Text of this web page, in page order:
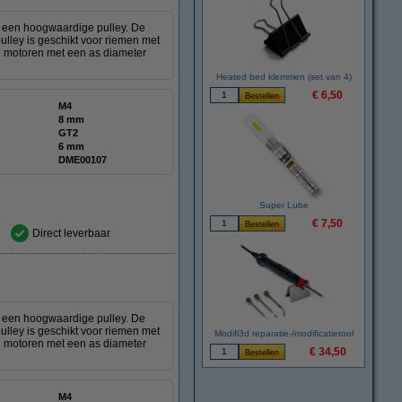
hoogwaardige pulley. De
is geschikt voor riemen met
met een as diameter
M4
8 mm
GT2
6 mm
DME00107
Direct leverbaar
hoogwaardige pulley. De
is geschikt voor riemen met
met een as diameter
M4
Heated bed klemmen (set van 4)
€ 6,50
Super Lube
€ 7,50
Modifi3d reparatie-/modificatietool
€ 34,50